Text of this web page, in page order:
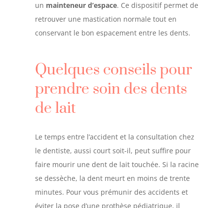
un mainteneur d’espace. Ce dispositif permet de
retrouver une mastication normale tout en
conservant le bon espacement entre les dents.
Quelques conseils pour
prendre soin des dents
de lait
Le temps entre l’accident et la consultation chez
le dentiste, aussi court soit-il, peut suffire pour
faire mourir une dent de lait touchée. Si la racine
se dessèche, la dent meurt en moins de trente
minutes. Pour vous prémunir des accidents et
éviter la pose d’une prothèse pédiatrique, il